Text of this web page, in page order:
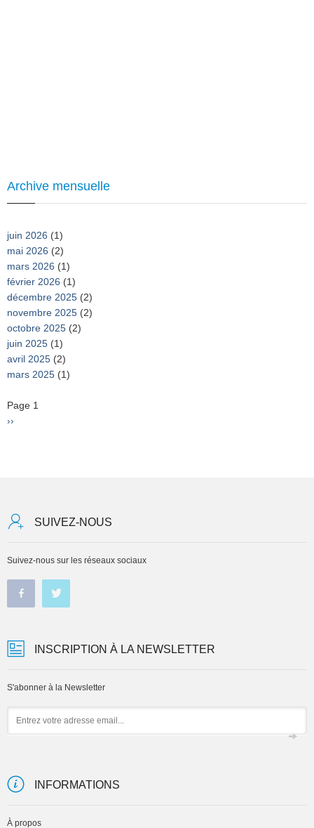
Archive mensuelle
juin 2026 (1)
mai 2026 (2)
mars 2026 (1)
février 2026 (1)
décembre 2025 (2)
novembre 2025 (2)
octobre 2025 (2)
juin 2025 (1)
avril 2025 (2)
mars 2025 (1)
Pagination
Page 1
Page
››
SUIVEZ-NOUS
Suivez-nous sur les réseaux sociaux
INSCRIPTION À LA NEWSLETTER
S'abonner à la Newsletter
INFORMATIONS
À propos